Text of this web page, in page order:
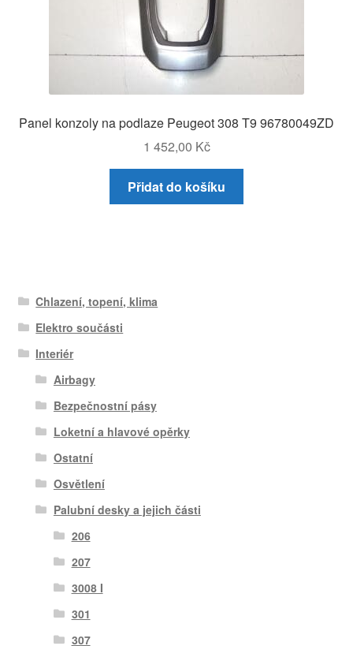
Panel konzoly na podlaze Peugeot 308 T9 96780049ZD
1 452,00 Kč
Přidat do košíku
Chlazení, topení, klima
Elektro součásti
Interiér
Airbagy
Bezpečnostní pásy
Loketní a hlavové opěrky
Ostatní
Osvětlení
Palubní desky a jejich části
206
207
3008 I
301
307